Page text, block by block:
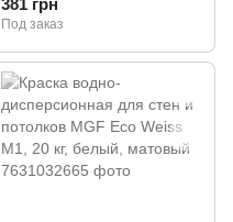
381 грн
Под заказ